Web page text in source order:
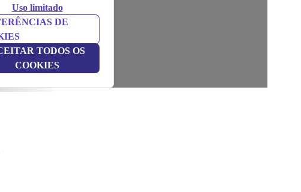
Uso limitado
DE
TODOS OS
COOKIES